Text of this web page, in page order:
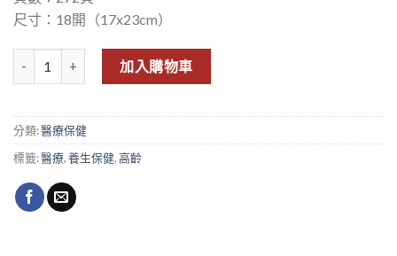
尺寸：18開（17x23cm）
健康的真相（二版） 數量加入購物車
分類:醫療保健
標籤:醫療,養生保健,高齡